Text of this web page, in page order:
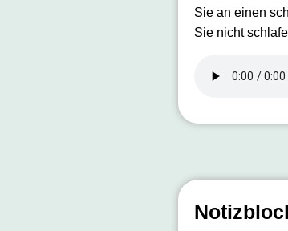
Sie an einen
Sie nicht